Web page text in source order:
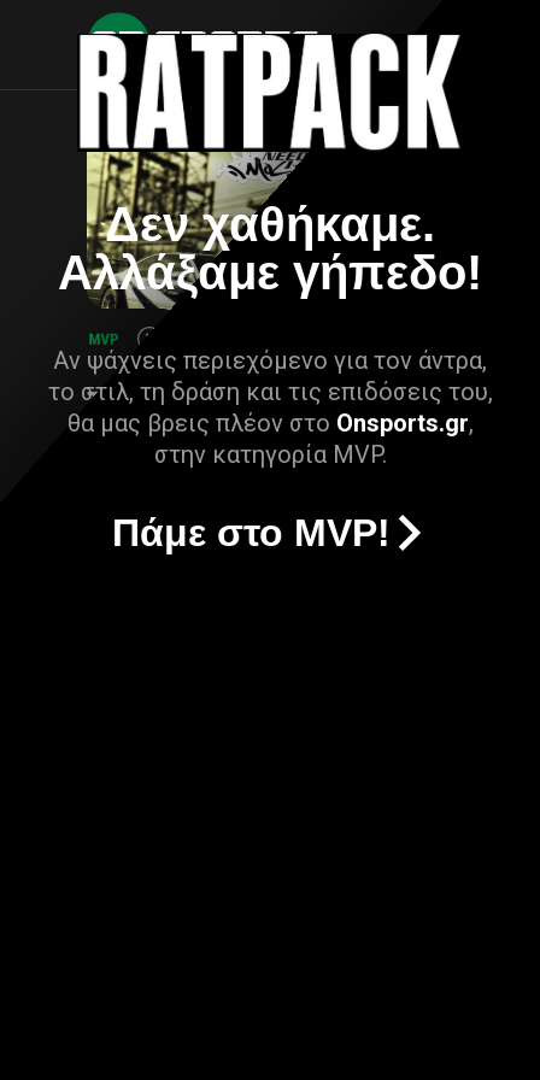
Δεν χαθήκαμε.
Αλλάξαμε γήπεδο!
Αν ψάχνεις περιεχόμενο για τον άντρα,
το στιλ, τη δράση και τις επιδόσεις του,
θα μας βρεις πλέον στο Onsports.gr,
στην κατηγορία MVP.
Πάμε στο MVP!